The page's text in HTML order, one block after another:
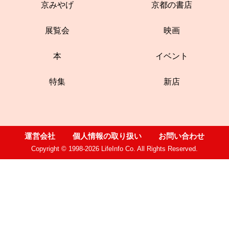
京みやげ 京都の書店
展覧会 映画
本 イベント
特集 新店
運営会社 個人情報の取り扱い お問い合わせ
Copyright © 1998-2026 LifeInfo Co. All Rights Reserved.